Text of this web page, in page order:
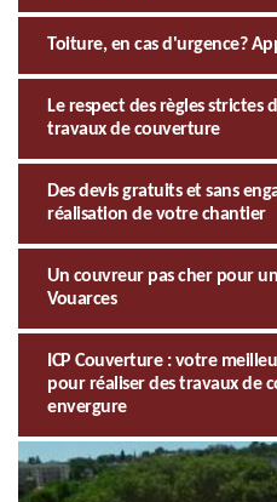
Toiture, en cas d'urgence?
Le respect des règles strictes
travaux de couverture
Des devis gratuits et sans
réalisation de votre chantier
Un couvreur pas cher pour
Vouarces
ICP Couverture : votre
pour réaliser des travaux de
envergure